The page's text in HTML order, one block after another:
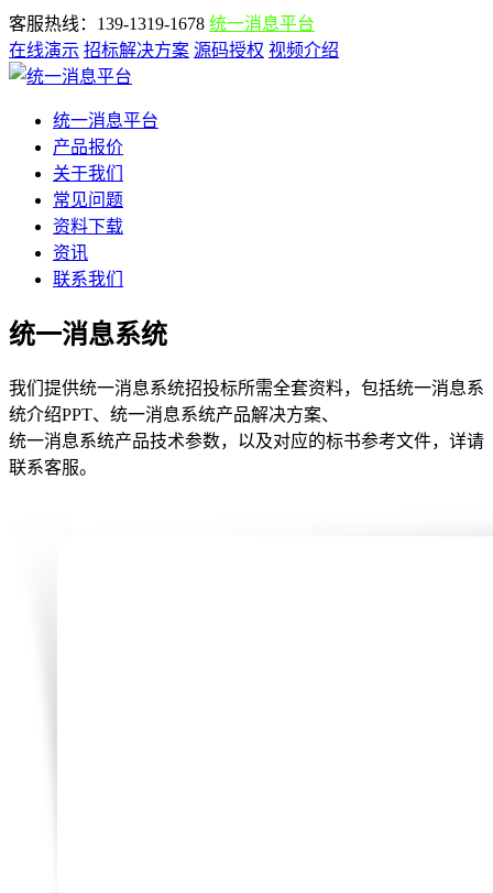
客服热线：139-1319-1678 统一消息平台
在线演示 招标解决方案 源码授权 视频介绍
统一消息平台
产品报价
关于我们
常见问题
资料下载
资讯
联系我们
统一消息系统
我们提供统一消息系统招投标所需全套资料，包括统一消息系
统介绍PPT、统一消息系统产品解决方案、
统一消息系统产品技术参数，以及对应的标书参考文件，详请
联系客服。